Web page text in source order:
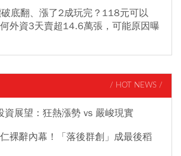
底翻、漲了2成玩完？118元可以
外資3天賣超14.6萬張，可能原因曝
/ HOT NEWS /
展望：狂熱漲勢 vs 嚴峻現實
裸辭內幕！「落後群創」成最後稻